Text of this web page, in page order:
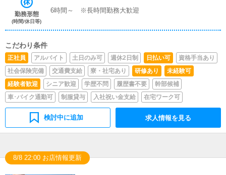
勤務形態
(時間/休日等)
6時間～ ※長時間勤務大歓迎
こだわり条件
正社員 アルバイト 土日のみ可 週休2日制 日払い可
資格手当あり
社会保険完備
交通費支給 寮・社宅あり 研修あり
未経験可
経験者歓迎
シニア歓迎 学歴不問 履歴書不要
幹部候補
車･バイク通勤可
制服貸与 入社祝い金支給 在宅ワーク可
検討中に追加 求人情報を見る
8/8 22:00 お店情報更新